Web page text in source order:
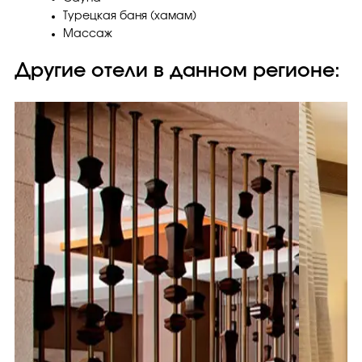
Турецкая баня (хамам)
Массаж
Другие отели в данном регионе: